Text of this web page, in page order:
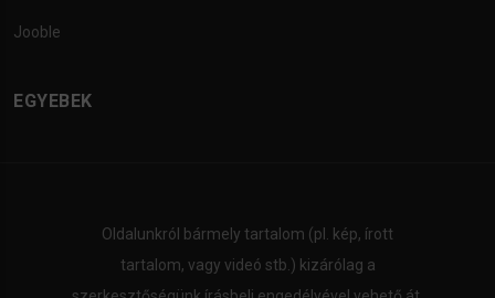
Jooble
EGYEBEK
Oldalunkról bármely tartalom (pl. kép, írott
tartalom, vagy videó stb.) kizárólag a